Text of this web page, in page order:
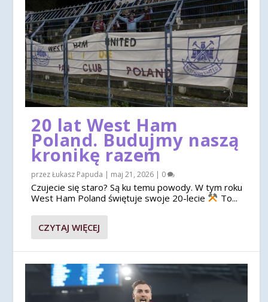
20 lat West Ham
Poland. Budujmy naszą
kronikę razem
przezŁukasz Papuda | maj 21, 2026 | 0
Czujecie się staro? Są ku temu powody. W tym roku
West Ham Poland świętuje swoje 20-lecie
To...
CZYTAJ WIĘCEJ